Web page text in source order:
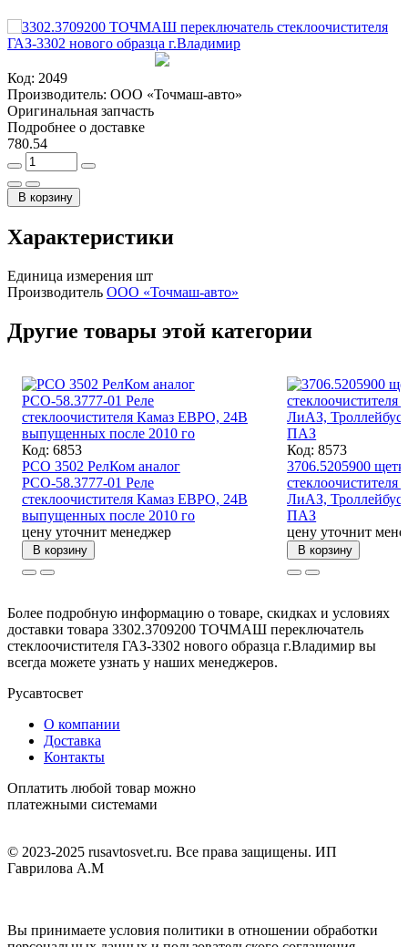
Код: 2049
Производитель: ООО «Точмаш-авто»
Оригинальная запчасть
Подробнее о доставке
780.54
В корзину
Характеристики
Единица измерения шт
Производитель ООО «Точмаш-авто»
Другие товары этой категории
Код: 6853
РСО 3502 РелКом аналог
РСО-58.3777-01 Реле
стеклоочистителя Камаз ЕВРО, 24В
выпущенных после 2010 го
цену уточнит менеджер
В корзину
Код: 8573
3706.5205900
стеклоочистителя
ЛиАЗ,
ПАЗ
цену уточнит
В корзину
Более подробную информацию о товаре, скидках и условиях
доставки товара 3302.3709200 ТОЧМАШ переключатель
стеклоочистителя ГАЗ-3302 нового образца г.Владимир вы
всегда можете узнать у наших менеджеров.
Русавтосвет
О компании
Доставка
Контакты
Оплатить любой товар можно
платежными системами
© 2023-2025 rusavtosvet.ru. Все права защищены. ИП
Гаврилова А.М
Вы принимаете условия политики в отношении обработки